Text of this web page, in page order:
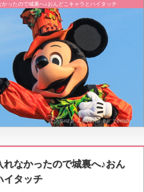
ったので城裏へ♪おんどこキャラとハイタッチ
れなかったので城裏へ♪おん
イタッチ